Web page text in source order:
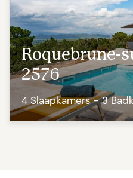
Roquebrune-
2576
4 Slaapkamers - 3